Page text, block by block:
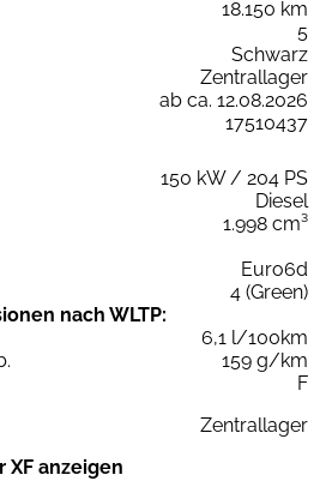
18.150 km
5
Schwarz
Zentrallager
ab ca. 12.08.2026
17510437
150 kW / 204 PS
Diesel
1.998 cm³
Euro6d
4 (Green)
nach WLTP:
6,1 l/100km
159 g/km
F
Zentrallager
XF anzeigen